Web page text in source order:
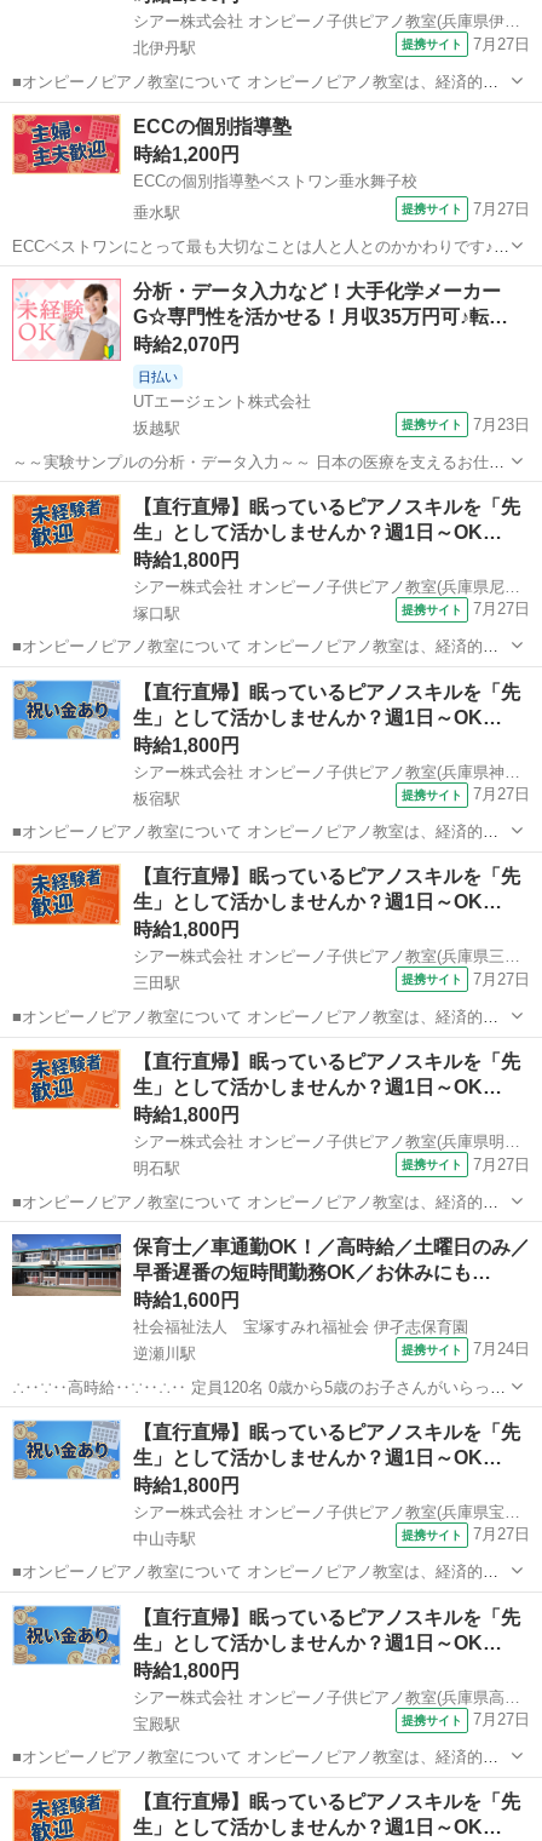
シアー株式会社 オンピーノ子供ピアノ教室(兵庫県伊丹市)
北伊丹駅
提携サイト 7月27日
■オンピーノピアノ教室について オンピーノピアノ教室は、経済的な
事情に左右されることなく、すべての子どもたちが平等に音楽を学べ
る場所をつくりたい!という想いから生まれました。 出張レッスンとい
う形を採用することで、 「近...
兵庫 伊丹市 北伊丹駅 インストラクター
ECCの個別指導塾
時給1,200円
ECCの個別指導塾ベストワン垂水舞子校
垂水駅
提携サイト 7月27日
ECCベストワンにとって最も大切なことは人と人とのかかわりです♪
指導技術やノウハウは経験や研修で補える部分がありますが、人のた
めに役立ちたい、 生徒の成長を考えたいという気持ちや、教育にかけ
る思いが伝わってくることが 講師...
兵庫 神戸市 垂水駅 塾講師
分析・データ入力など！大手化学メーカー
G☆専門性を活かせる！月収35万円可♪転…
時給2,070円
日払い
UTエージェント株式会社
坂越駅
提携サイト 7月23日
～～実験サンプルの分析・データ入力～～ 日本の医療を支えるお仕事
♪ 分析サンプルの計量・前処理からデータ入力・報告書作成までお任
せします！ 精密な作業スキルを活かせます！丁寧な実験室環境でスキ
ルアップ♪ ＜具体的には…＞...
兵庫 赤穂市 坂越駅 その他
【直行直帰】眠っているピアノスキルを「先
生」として活かしませんか？週1日～OK…
時給1,800円
シアー株式会社 オンピーノ子供ピアノ教室(兵庫県尼崎市)
塚口駅
提携サイト 7月27日
■オンピーノピアノ教室について オンピーノピアノ教室は、経済的な
事情に左右されることなく、すべての子どもたちが平等に音楽を学べ
る場所をつくりたい!という想いから生まれました。 出張レッスンとい
う形を採用することで、 「近...
兵庫 尼崎市 塚口駅 インストラクター
【直行直帰】眠っているピアノスキルを「先
生」として活かしませんか？週1日～OK…
時給1,800円
板宿駅
提携サイト 7月27日
■オンピーノピアノ教室について オンピーノピアノ教室は、経済的な
事情に左右されることなく、すべての子どもたちが平等に音楽を学べ
る場所をつくりたい!という想いから生まれました。 出張レッスンとい
う形を採用することで、 「近...
兵庫 神戸市 板宿駅 インストラクター
【直行直帰】眠っているピアノスキルを「先
生」として活かしませんか？週1日～OK…
時給1,800円
シアー株式会社 オンピーノ子供ピアノ教室(兵庫県三田市)
三田駅
提携サイト 7月27日
■オンピーノピアノ教室について オンピーノピアノ教室は、経済的な
事情に左右されることなく、すべての子どもたちが平等に音楽を学べ
る場所をつくりたい!という想いから生まれました。 出張レッスンとい
う形を採用することで、 「近...
兵庫 三田市 三田駅 インストラクター
【直行直帰】眠っているピアノスキルを「先
生」として活かしませんか？週1日～OK…
時給1,800円
シアー株式会社 オンピーノ子供ピアノ教室(兵庫県明石市)
明石駅
提携サイト 7月27日
■オンピーノピアノ教室について オンピーノピアノ教室は、経済的な
事情に左右されることなく、すべての子どもたちが平等に音楽を学べ
る場所をつくりたい!という想いから生まれました。 出張レッスンとい
う形を採用することで、 「近...
兵庫 明石市 明石駅 インストラクター
保育士／車通勤OK！／高時給／土曜日のみ／
早番遅番の短時間勤務OK／お休みにも…
時給1,600円
社会福祉法人 宝塚すみれ福祉会 伊孑志保育園
逆瀬川駅
提携サイト 7月24日
∴‥∵‥高時給‥∵‥∴‥ 定員120名 0歳から5歳のお子さんがいらっし
ゃいます ∴‥∵‥∴‥∵‥∴‥∴‥∵‥∴‥∵‥∴ 【お仕事内容】 土曜日
のみもご勤務です！ お子さんの見守りをお願いいたします★ 朝夕のみ
の...
兵庫 宝塚市 逆瀬川駅 保育士
【直行直帰】眠っているピアノスキルを「先
生」として活かしませんか？週1日～OK…
時給1,800円
中山寺駅
提携サイト 7月27日
■オンピーノピアノ教室について オンピーノピアノ教室は、経済的な
事情に左右されることなく、すべての子どもたちが平等に音楽を学べ
る場所をつくりたい!という想いから生まれました。 出張レッスンとい
う形を採用することで、 「近...
兵庫 宝塚市 中山寺駅 インストラクター
【直行直帰】眠っているピアノスキルを「先
生」として活かしませんか？週1日～OK…
時給1,800円
宝殿駅
提携サイト 7月27日
■オンピーノピアノ教室について オンピーノピアノ教室は、経済的な
事情に左右されることなく、すべての子どもたちが平等に音楽を学べ
る場所をつくりたい!という想いから生まれました。 出張レッスンとい
う形を採用することで、 「近...
兵庫 高砂市 宝殿駅 インストラクター
【直行直帰】眠っているピアノスキルを「先
生」として活かしませんか？週1日～OK…